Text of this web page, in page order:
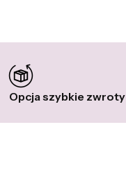
Opcja szybkie zwroty